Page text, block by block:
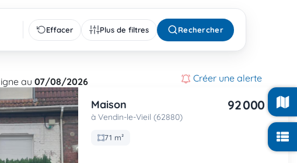
Effacer Plus de filtres Rechercher
au07/08/2026 Créer une alerte
Maison
à Vendin-le-Vieil (62880)
92 000 €
71 m²